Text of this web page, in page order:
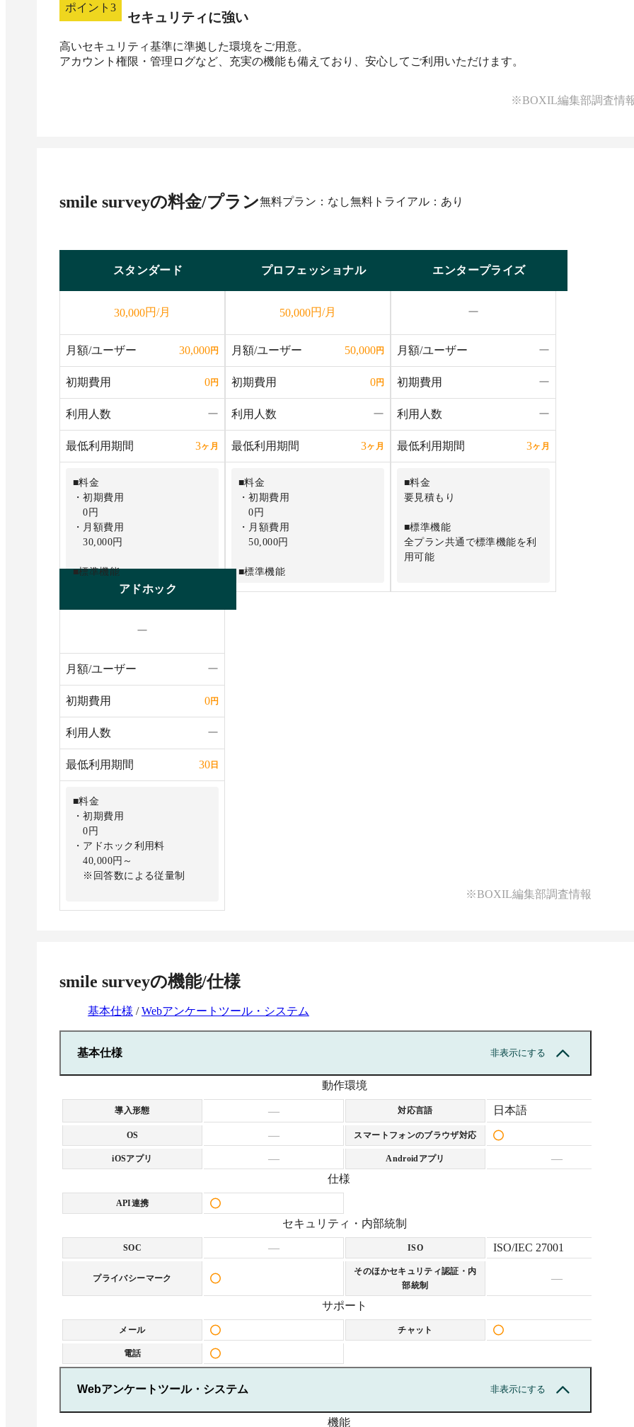
ポイント 3
セキュリティに強い
高いセキュリティ基準に準拠した環境をご用意。
アカウント権限・管理ログなど、充実の機能も備えており、安心してご利用いただけます。
※BOXIL編集部調査情
smile surveyの料金/プラン無料プラン：なし無料トライアル：あり
スタンダード
30,000円/月
月額/ユーザー 30,000円
初期費用 0円
利用人数 ー
最低利用期間 3ヶ月
■料金
・初期費用
0円
・月額費用
30,000円
■標準機能
全プラン共通で標準機能を利
■アンケート作成
無制限
・アンケート設問数
・回答者数
無制限
■管理機能
・アカウント作成数
10アカウント
※希望に応じて追加可能
■セキュリティ機能
・アクセス制限
・管理ログ
・シングルサインオン
・デザイン変更
・独自ドメイン
・アンケート作成代行
・外部連携
※Salesforce・Account
Engagement (旧Pardot)・
ChatGPT・SATORI・モニタス
・チーム管理
※1アカウント追加ごとに月
額＋2,000円
※初期費用10万円、月額費
用5万円～
※初期費用1万円
プロフェッショナル
50,000円/月
月額/ユーザー 50,000円
初期費用 0円
利用人数 ー
最低利用期間 3ヶ月
■料金
・初期費用
0円
・月額費用
50,000円
■標準機能
■オプション
・モニター利用
・独自ドメイン
※Salesforce・Account
Engagement (旧Pardot)・
に対応
・チーム管理
※1アカウント追加ごとに月
・動画回収
※初期費用10万円、月額費
用5万円～
・サンキューメール
※初期費用1万円
エンタープライズ
ー
月額/ユーザー ー
初期費用 ー
利用人数 ー
最低利用期間 3ヶ月
■料金
要見積もり
■標準機能
全プラン共通で標準機能を利
用可能
ChatGPT・SATORI・モニタス
・管理アカウント追加
額＋2,000円
・動画回収
※初期費用10万円、月額費
用5万円～
・サンキューメール
アドホック
ー
月額/ユーザー ー
初期費用 0円
利用人数 ー
最低利用期間 30日
■料金
・初期費用
0円
・アドホック利用料
40,000円～
※回答数による従量制
・アンケート作成数
・アンケート設問数
無制限
■管理機能
・アカウント作成数
※希望に応じて追加可能
・管理ログ
■オプション
・外部連携
ChatGPT・SATORI・モニタス
・管理アカウント追加
※1アカウント追加ごとに月
・動画回収
※初期費用10万円、月額費
※BOXIL編集部調査情報
smile surveyの機能/仕様
基本仕様 /Webアンケートツール・システム
基本仕様 非表示にする
動作環境
導入形態 — 対応言語 日本語
OS — スマートフォンのブラウザ対応
iOSアプリ — Androidアプリ
—
仕様
API連携
セキュリティ・内部統制
SOC — ISO ISO/IEC 27001
プライバシーマーク
そのほかセキュリティ認証・内
部統制
—
サポート
メール チャット
電話
Webアンケートツール・システム 非表示にする
機能